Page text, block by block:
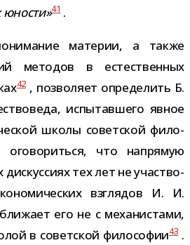
юно­сти»41.
мате­рии, а также
мето­дов в есте­ствен­ных
42 , поз­во­ляет опре­де­лить Б.
испы­тав­шего явное
школы совет­ской фило­
что напря­мую
тех лет не участ­во­
взгля­дов И. И.
его не с меха­ни­стами,
в совет­ской фило­со­фии43.